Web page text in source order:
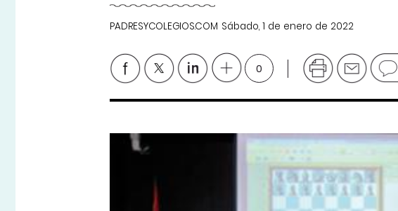
PADRESYCOLEGIOS.COM Sábado, 1 de enero de 2022
0